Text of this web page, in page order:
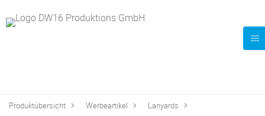
Produktübersicht Werbeartikel
Lanyards